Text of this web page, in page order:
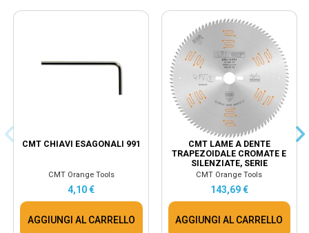
CMT CHIAVI ESAGONALI 991
CMT Orange Tools
4,10 €
AGGIUNGI AL CARRELLO
CMT LAME A DENTE
TRAPEZOIDALE CROMATE E
SILENZIATE, SERIE
INDUSTRIALE 281.708.14M
CMT Orange Tools
143,69 €
AGGIUNGI AL CARRELLO